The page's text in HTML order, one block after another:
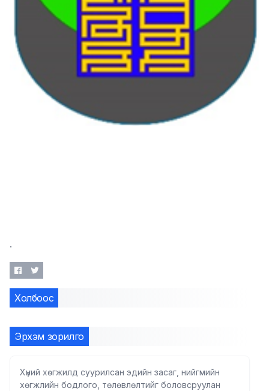
.
Холбоос
Эрхэм зорилго
Хүний хөгжилд суурилсан эдийн засаг, нийгмийн
хөгжлийн бодлого, төлөвлөлтийг боловсруулан